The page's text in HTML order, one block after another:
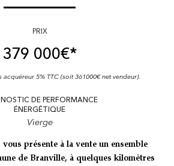
PRIX
379 000€*
5% TTC (soit 361000€ net vendeur).
DE PERFORMANCE
ÉNERGÉTIQUE
Vierge
présente à la vente un ensemble
de Branville, à quelques kilomètres